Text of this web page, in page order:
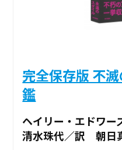
完全保存版 不
鑑
ヘイリー・エドワ
清水珠代／訳 朝日